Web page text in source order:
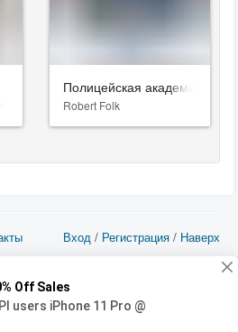
Полицейская академия
Robert Folk
Вход / Регистрация / Наверх
только в том в случае, если
целями - для прочих целей
запись.